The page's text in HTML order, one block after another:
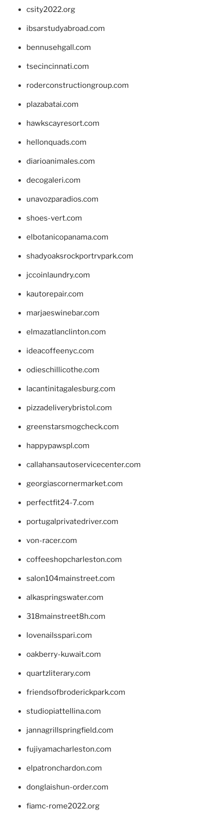
csity2022.org
ibsarstudyabroad.com
bennusehgall.com
tsecincinnati.com
roderconstructiongroup.com
plazabatai.com
hawkscayresort.com
hellonquads.com
diarioanimales.com
decogaleri.com
unavozparadios.com
shoes-vert.com
elbotanicopanama.com
shadyoaksrockportrvpark.com
jccoinlaundry.com
kautorepair.com
marjaeswinebar.com
elmazatlanclinton.com
ideacoffeenyc.com
odieschillicothe.com
lacantinitagalesburg.com
pizzadeliverybristol.com
greenstarsmogcheck.com
happypawspl.com
callahansautoservicecenter.com
georgiascornermarket.com
perfectfit24-7.com
portugalprivatedriver.com
von-racer.com
coffeeshopcharleston.com
salon104mainstreet.com
alkaspringswater.com
318mainstreet8h.com
lovenailsspari.com
oakberry-kuwait.com
quartzliterary.com
friendsofbroderickpark.com
studiopiattellina.com
jannagrillspringfield.com
fujiyamacharleston.com
elpatronchardon.com
donglaishun-order.com
fiamc-rome2022.org